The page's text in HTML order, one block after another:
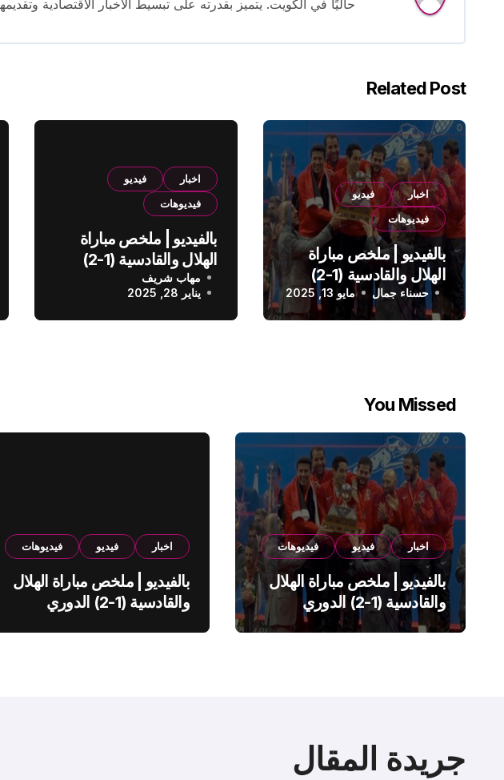
حاليًا في الكويت. يتميز بقدرته على تبسيط الأخبار الاقتصادية
Related Post
اخبار
فيديو
فيديوهات
بالفيديو | ملخص مباراة
الهلال والقادسية (1-2)
الدوري السعودي
حسناء جمال مايو 13, 2025
اخبار
فيديو
فيديوهات
بالفيديو | ملخص مباراة
الهلال والقادسية (1-2)
الدوري السعودي
مهاب شريف
يناير 28, 2025
You Missed
اخبار فيديو فيديوهات
بالفيديو | ملخص مباراة الهلال
والقادسية (1-2) الدوري
السعودي
اخبار فيديو فيديوهات
بالفيديو | ملخص مباراة الهلال
والقادسية (1-2) الدوري
جريدة المقال